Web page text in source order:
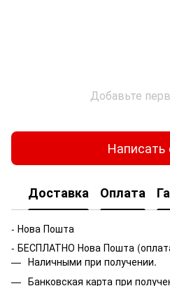
Добавьте
Написать
Доставка Оплата
- Нова Пошта
- БЕСПЛАТНО Нова Пошта
Наличными при получении.
Банковская карта при